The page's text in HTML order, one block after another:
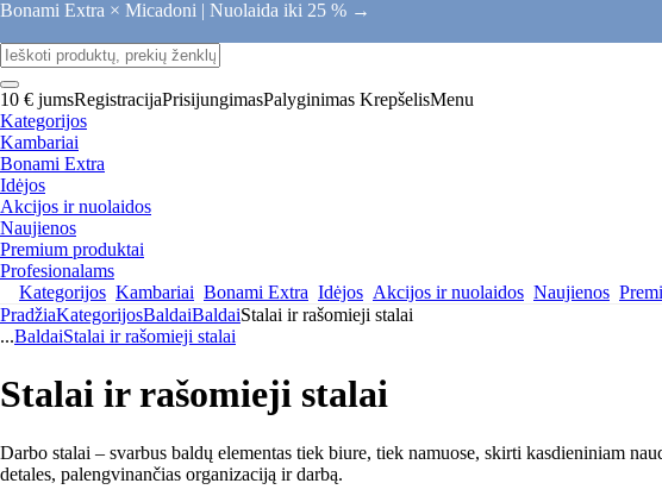
Bonami Extra × Micadoni | Nuolaida iki 25 % →
10 € jumsRegistracijaPrisijungimasPalyginimas KrepšelisMenu
Kategorijos
Kambariai
Bonami Extra
Idėjos
Akcijos ir nuolaidos
Naujienos
Premium produktai
Profesionalams
Kategorijos Kambariai Bonami Extra Idėjos Akcijos ir nuolaidos Naujienos
PradžiaKategorijosBaldaiBaldaiStalai ir rašomieji stalai
...BaldaiStalai ir rašomieji stalai
Stalai ir rašomieji stalai
Darbo stalai – svarbus baldų elementas tiek biure, tiek namuose, skirti kasdieniniam
detales, palengvinančias organizaciją ir darbą.